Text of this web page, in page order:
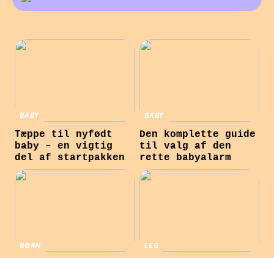
BABY
Tæppe til nyfødt
baby – en vigtig
del af startpakken
BABY
Den komplette guide
til valg af den
rette babyalarm
BØRN LEG